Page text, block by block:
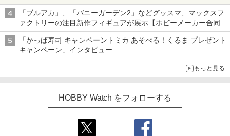
「ブルアカ」、「バニーガーデン2」などグッスマ、マックスフ
ァクトリーの注目新作フィギュアが展示【ホビーメーカー合同展
示会】
「かっぱ寿司 キャンペーントミカ あそべる！くるま プレゼント
キャンペーン」インタビュー
もっと見る
HOBBY Watch をフォローする